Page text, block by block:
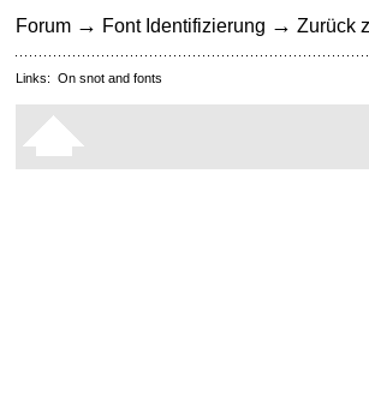
Forum → Font Identifizierung → Zurück
Links: On snot and fonts